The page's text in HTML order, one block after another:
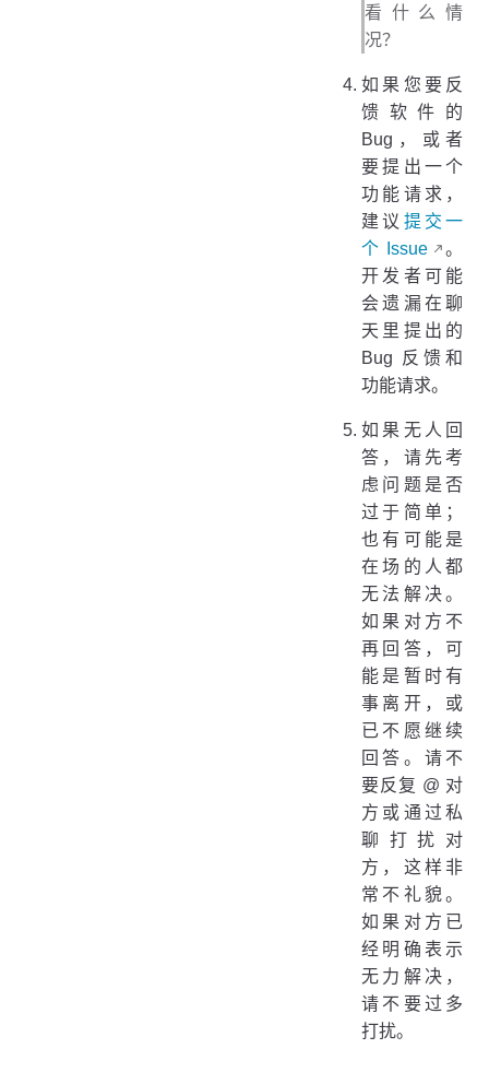
看什么情
况？
如果您要反
馈软件的
Bug，或者
要提出一个
功能请求，
建议 提交一
个 Issue
。
开发者可能
会遗漏在聊
天里提出的
Bug 反馈和
功能请求。
如果无人回
答，请先考
虑问题是否
过于简单；
也有可能是
在场的人都
无法解决。
如果对方不
再回答，可
能是暂时有
事离开，或
已不愿继续
回答。请不
要反复 @ 对
方或通过私
聊打扰对
方，这样非
常不礼貌。
如果对方已
经明确表示
无力解决，
请不要过多
打扰。